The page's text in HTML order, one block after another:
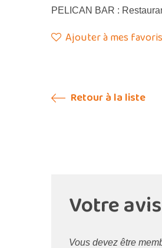
PELICAN BAR :
Ajouter à mes favoris
Retour à la liste
Votre
Vous devez être